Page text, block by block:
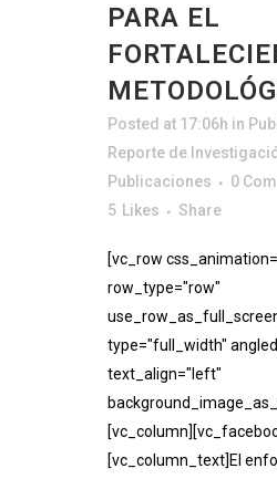
PARA EL
Posted at 17:06h in
Reporte de
Publicaciones
0
5 Likes Share
[vc_row
row_type="row"
type="full_width"
text_align="left"
[vc_column_text]El